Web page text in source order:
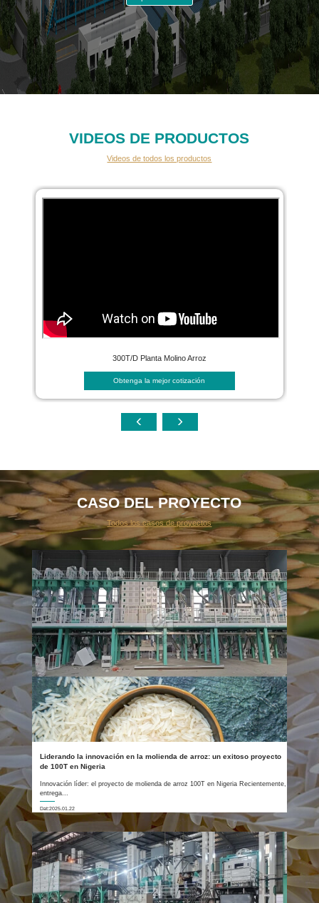
VIDEOS DE PRODUCTOS
Videos de todos los productos
300T/D Planta Molino Arroz
Obtenga la mejor cotización
CASO DEL PROYECTO
Todos los casos de proyectos
Liderando la innovación en la molienda de arroz: un exitoso proyecto
de 100T en Nigeria
Innovación líder: el proyecto de molienda de arroz 100T en Nigeria Recientemente,
entrega...
Dat:2025.01.22